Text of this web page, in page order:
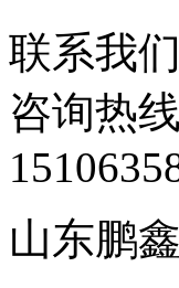
联系我们
咨询热线
山东鹏